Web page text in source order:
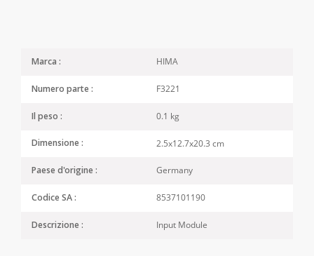
Marca : HIMA
Numero parte : F3221
Il peso : 0.1 kg
Dimensione : 2.5x12.7x20.3 cm
Paese d'origine : Germany
Codice SA : 8537101190
Descrizione : Input Module